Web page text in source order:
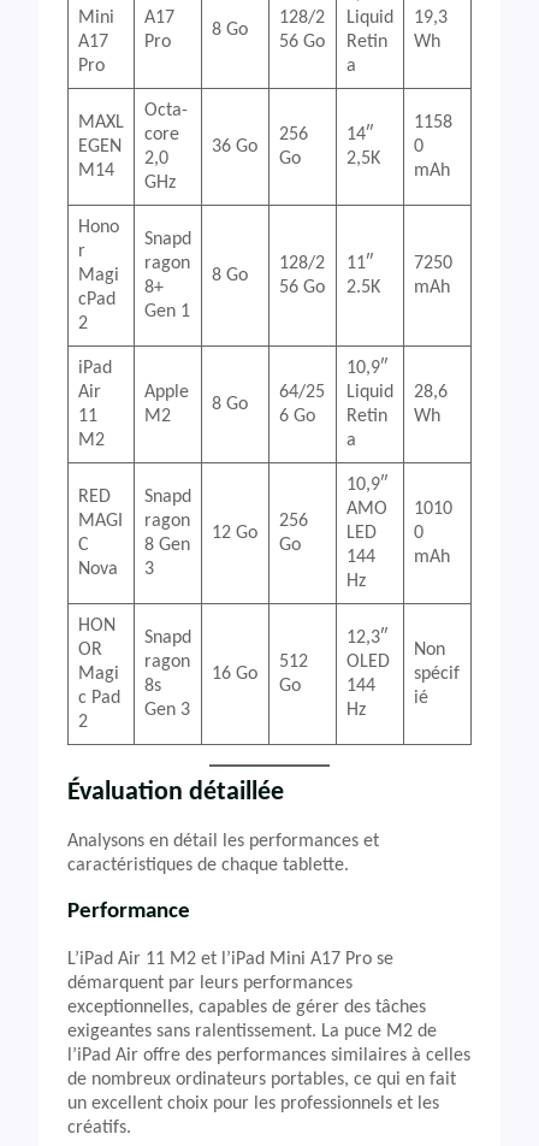
Mini
A17
Pro
A17
Pro
8 Go
128/2
56 Go
Liquid
Retin
a
19,3
Wh
MAXL
EGEN
M14
Octa-
core
2,0
GHz
36 Go
256
Go
14″
2,5K
1158
0
mAh
Hono
r
Magi
cPad
2
Snapd
ragon
8+
Gen 1
8 Go
128/2
56 Go
11″
2.5K
7250
mAh
iPad
Air
11
M2
Apple
M2
8 Go
64/25
6 Go
10,9″
Liquid
Retin
a
28,6
Wh
RED
MAGI
C
Nova
Snapd
ragon
8 Gen
3
12 Go
256
Go
10,9″
AMO
LED
144
Hz
1010
0
mAh
HON
OR
Magi
c Pad
2
Snapd
ragon
8s
Gen 3
16 Go
512
Go
12,3″
OLED
144
Hz
Non
spécif
ié
Évaluation détaillée
Analysons en détail les performances et
caractéristiques de chaque tablette.
Performance
L’iPad Air 11 M2 et l’iPad Mini A17 Pro se
démarquent par leurs performances
exceptionnelles, capables de gérer des tâches
exigeantes sans ralentissement. La puce M2 de
l’iPad Air offre des performances similaires à celles
de nombreux ordinateurs portables, ce qui en fait
un excellent choix pour les professionnels et les
créatifs.